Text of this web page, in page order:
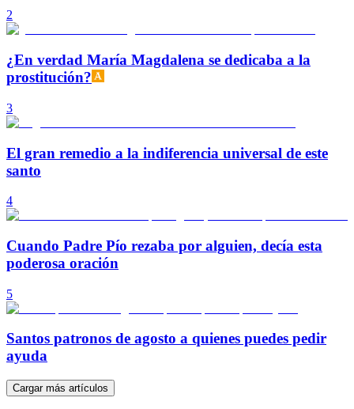
2
¿En verdad María Magdalena se dedicaba a la
prostitución?
3
El gran remedio a la indiferencia universal de este
santo
4
Cuando Padre Pío rezaba por alguien, decía esta
poderosa oración
5
Santos patronos de agosto a quienes puedes pedir
ayuda
Cargar más artículos